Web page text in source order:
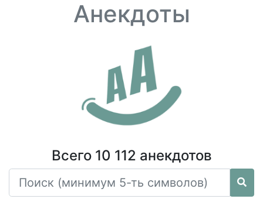
Анекдоты
Всего 10 112 анекдотов